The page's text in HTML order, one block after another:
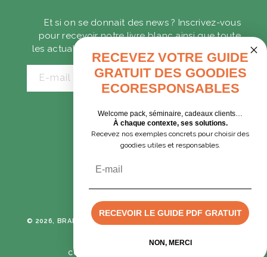
Devis rapide
Et si on se donnait des news ? Inscrivez-vous
pour recevoir notre livre blanc ainsi que toute
les actualités sur les goodies écoresponsables.
E-mail
CADEAUX D'AFFAIRES
GOODIES EXPRESS
© 2026, BRANE CORPORATION
CONDITIONS GÉNÉRALES DE VENTE
RECEVEZ VOTRE GUIDE
GRATUIT DES GOODIES
ECORESPONSABLES
Welcome pack, séminaire, cadeaux clients…
À chaque contexte, ses solutions.
Recevez nos exemples concrets pour choisir des
goodies utiles et responsables.
RECEVOIR LE GUIDE PDF GRATUIT
NON, MERCI